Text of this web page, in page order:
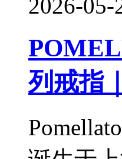
2026-05-
列戒指